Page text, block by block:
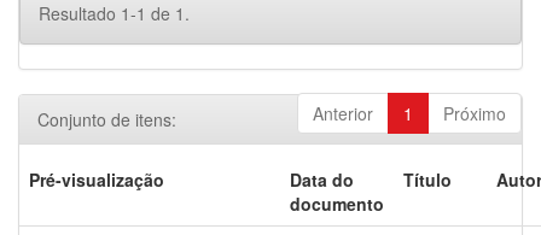
Resultado 1-1 de 1.
Anterior 1 Próximo
Conjunto de itens:
Pré-visualização
Data do
documento
Título